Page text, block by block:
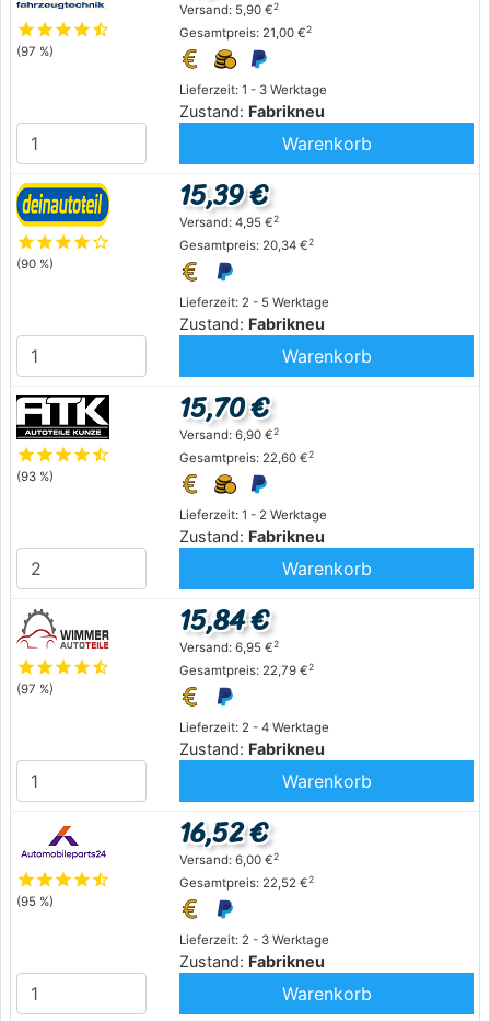
starstarstarstarstar_half
(97 %)
Lieferzeit: 1 - 3 Werktage
Zustand: Fabrikneu
Versand: 5,90 €2
Gesamtpreis: 21,00 €2
Warenkorb
starstarstarstarstar_outline
(90 %)
Lieferzeit: 2 - 5 Werktage
Zustand: Fabrikneu
15,39 €
Versand: 4,95 €2
Gesamtpreis: 20,34 €2
Warenkorb
starstarstarstarstar_half
(93 %)
Lieferzeit: 1 - 2 Werktage
Zustand: Fabrikneu
15,70 €
Versand: 6,90 €2
Gesamtpreis: 22,60 €2
Warenkorb
starstarstarstarstar_half
(97 %)
Lieferzeit: 2 - 4 Werktage
Zustand: Fabrikneu
15,84 €
Versand: 6,95 €2
Gesamtpreis: 22,79 €2
Warenkorb
starstarstarstarstar_half
(95 %)
Lieferzeit: 2 - 3 Werktage
Zustand: Fabrikneu
16,52 €
Versand: 6,00 €2
Gesamtpreis: 22,52 €2
Warenkorb